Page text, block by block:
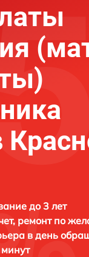
до 3 лет
ремонт по
в день